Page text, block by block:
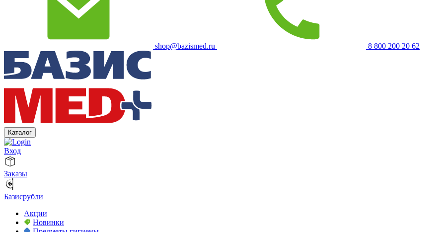
shop@bazismed.ru 8 800 200 20 62
Каталог
Вход
Заказы
Базисрубли
Акции
Новинки